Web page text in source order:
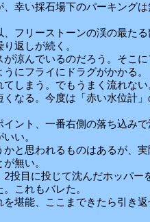
幸い採石場下のパーキング
フリーストーンの渓の最た
返しが続く。
涼んでいるのだろう。そこ
にフライにドラグがかかる。
しまう。でもうまく流れな
なる。今度は「赤い水位計
ント、一番右側の落ち込み
い。
と思われるものはあるが、
無い。
投目に投じて沈んだホッパー
これもバレた。
堪能、ここまできたら引き